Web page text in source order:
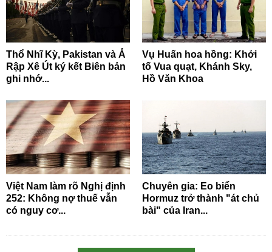
Thổ Nhĩ Kỳ, Pakistan và Ả
Rập Xê Út ký kết Biên bản
ghi nhớ...
Vụ Huấn hoa hồng: Khởi
tố Vua quạt, Khánh Sky,
Hồ Văn Khoa
Việt Nam làm rõ Nghị định
252: Không nợ thuế vẫn
có nguy cơ...
Chuyên gia: Eo biển
Hormuz trở thành "át chủ
bài" của Iran...